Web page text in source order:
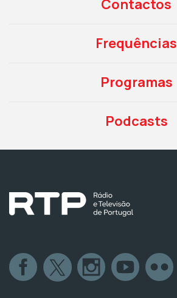
Contactos
Frequências
Programas
Podcasts